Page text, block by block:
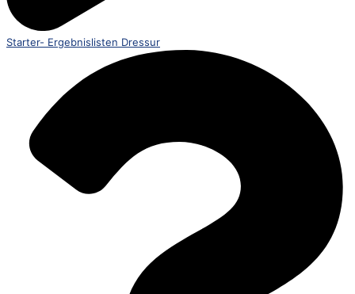
Starter- Ergebnislisten Dressur